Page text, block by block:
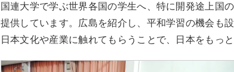
国連大学で学ぶ世界各国の学生へ、特に開発途上国
提供しています。広島を紹介し、平和学習の機会も設
日本文化や産業に触れてもらうことで、日本をもっ